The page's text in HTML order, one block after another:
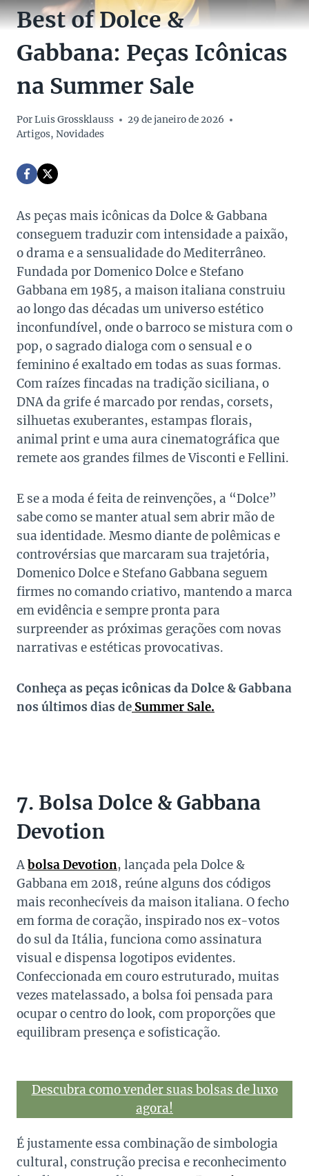
Best of Dolce &
Gabbana: Peças Icônicas
na Summer Sale
PorLuis Grossklauss
29 de janeiro de 2026
Artigos, Novidades
As peças mais icônicas da Dolce & Gabbana
conseguem traduzir com intensidade a paixão,
o drama e a sensualidade do Mediterrâneo.
Fundada por Domenico Dolce e Stefano
Gabbana em 1985, a maison italiana construiu
ao longo das décadas um universo estético
inconfundível, onde o barroco se mistura com o
pop, o sagrado dialoga com o sensual e o
feminino é exaltado em todas as suas formas.
Com raízes fincadas na tradição siciliana, o
DNA da grife é marcado por rendas, corsets,
silhuetas exuberantes, estampas florais,
animal print e uma aura cinematográfica que
remete aos grandes filmes de Visconti e Fellini.
E se a moda é feita de reinvenções, a “Dolce”
sabe como se manter atual sem abrir mão de
sua identidade. Mesmo diante de polêmicas e
controvérsias que marcaram sua trajetória,
Domenico Dolce e Stefano Gabbana seguem
firmes no comando criativo, mantendo a marca
em evidência e sempre pronta para
surpreender as próximas gerações com novas
narrativas e estéticas provocativas.
Conheça as peças icônicas da Dolce & Gabbana
nos últimos dias de Summer Sale.
7. Bolsa Dolce & Gabbana
Devotion
Abolsa Devotion, lançada pela Dolce &
Gabbana em 2018, reúne alguns dos códigos
mais reconhecíveis da maison italiana. O fecho
em forma de coração, inspirado nos ex-votos
do sul da Itália, funciona como assinatura
visual e dispensa logotipos evidentes.
Confeccionada em couro estruturado, muitas
vezes matelassado, a bolsa foi pensada para
ocupar o centro do look, com proporções que
equilibram presença e sofisticação.
Descubra como vender suas bolsas de luxo
agora!
É justamente essa combinação de simbologia
cultural, construção precisa e reconhecimento